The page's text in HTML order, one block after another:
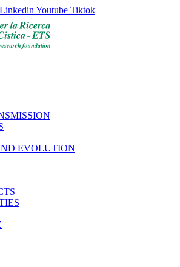
Linkedin Youtube Tiktok
EVOLUTION